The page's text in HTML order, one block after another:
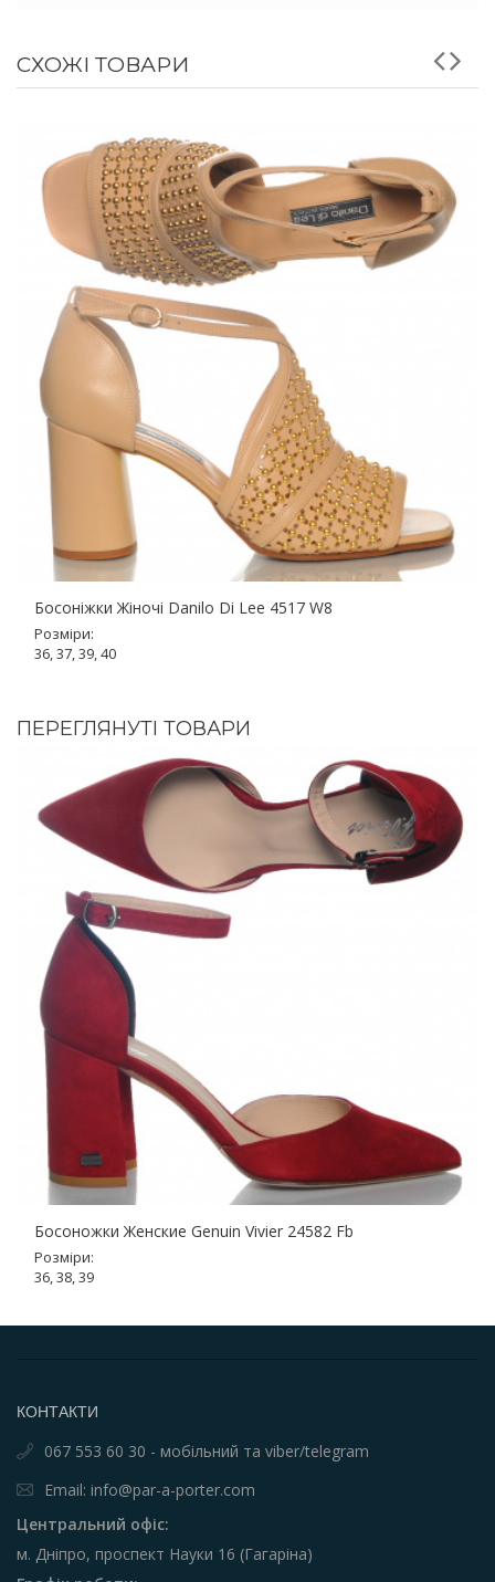
СХОЖІ ТОВАРИ
Босоніжки Жіночі Danilo Di Lee 4517 W8
Розміри:
36, 37, 39, 40
ПЕРЕГЛЯНУТІ ТОВАРИ
Босоножки Женские Genuin Vivier 24582 Fb
Розміри:
36, 38, 39
КОНТАКТИ
067 553 60 30 - мобільний та viber/telegram
Email: info@par-a-porter.com
Центральний офіс:
м. Дніпро, проспект Науки 16 (Гагаріна)